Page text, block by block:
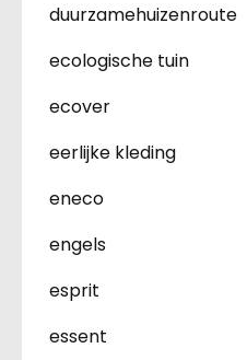
duurzamehuizenroute
ecologische tuin
ecover
eerlijke kleding
eneco
engels
esprit
essent